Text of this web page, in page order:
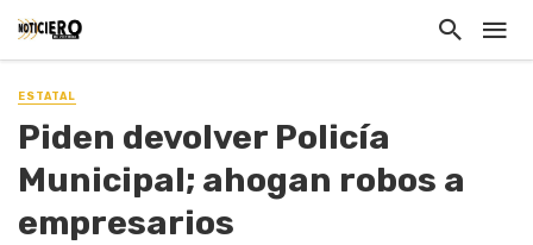
ESTATAL
Piden devolver Policía
Municipal; ahogan robos a
empresarios